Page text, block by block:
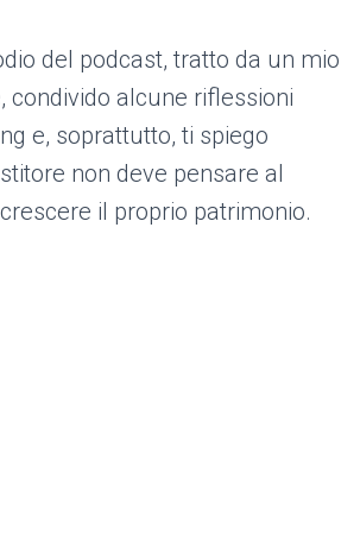
del podcast, tratto da un mio
condivido alcune riflessioni
e, soprattutto, ti spiego
non deve pensare al
il proprio patrimonio.